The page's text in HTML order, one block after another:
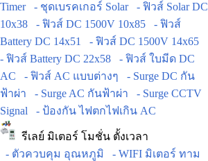
Timer
- ชุดเบรคเกอร์ Solar
- ฟิวส์ Solar DC
10x38
- ฟิวส์ DC 1500V 10x85
- ฟิวส์
Battery DC 14x51
- ฟิวส์ DC 1500V 14x65
- ฟิวส์ Battery DC 22x58
- ฟิวส์ ใบมีด DC
AC
- ฟิวส์ AC แบบต่างๆ
- Surge DC กัน
ฟ้าผ่า
- Surge AC กันฟ้าผ่า
- Surge CCTV
Signal
- ป้องกัน ไฟตกไฟเกิน AC
รีเลย์ มิเตอร์ โมชั่น ตั้งเวลา
- ตัวควบคุม อุณหภูมิ
- WIFI มิเตอร์ ทาม